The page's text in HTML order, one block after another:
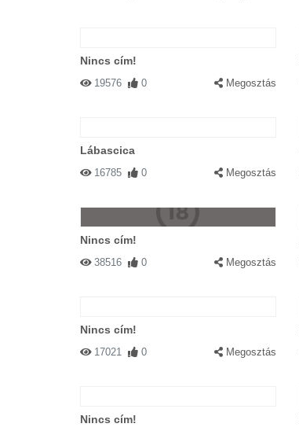
Nincs cím!
19576 0 Megosztás
Lábascica
16785 0 Megosztás
Nincs cím!
38516 0 Megosztás
Nincs cím!
17021 0 Megosztás
Nincs cím!